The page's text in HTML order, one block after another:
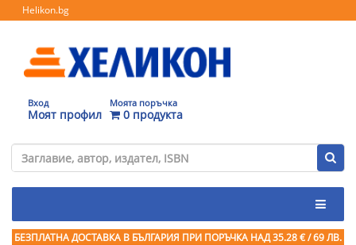
Helikon.bg
Вход
Моят профил
Моята поръчка
0 продукта
БЕЗПЛАТНА ДОСТАВКА В БЪЛГАРИЯ ПРИ ПОРЪЧКА НАД 35.28 € / 69 ЛВ.